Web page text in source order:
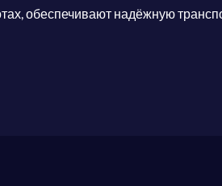
обеспечивают надёжную